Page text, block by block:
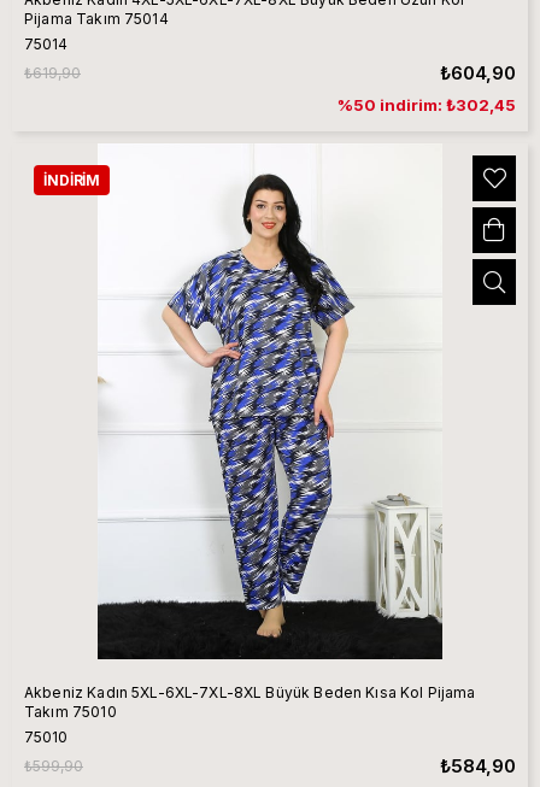
Pijama Takım 75014
75014
₺604,90
₺619,90
%50 indirim: ₺302,45
Akbeniz Kadın 5XL-6XL-7XL-8XL Büyük Beden Kısa Kol Pijama
Takım 75010
75010
₺584,90
₺599,90
İNDIRIM